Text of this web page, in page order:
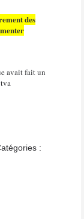
des
avait fait un
: